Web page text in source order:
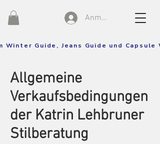
Anmelden
Winter Guide, Jeans Guide und Capsule
Allgemeine
Verkaufsbedingungen
der Katrin Lehbruner
Stilberatung